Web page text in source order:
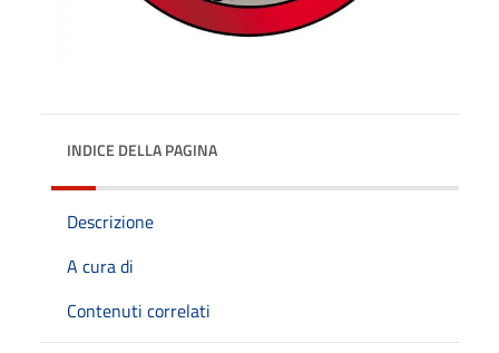
INDICE DELLA PAGINA
Descrizione
A cura di
Contenuti correlati